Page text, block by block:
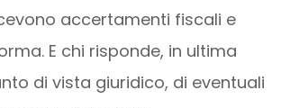
accertamenti fiscali e
E chi risponde, in ultima
di vista giuridico, di eventuali